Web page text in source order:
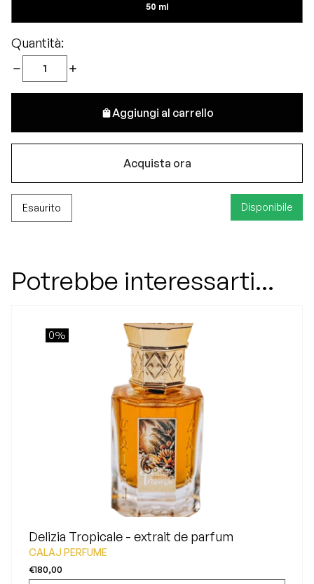
50 ml
Quantità:
Aggiungi al carrello
Acquista ora
Esaurito Disponibile
Potrebbe interessarti...
0%
Delizia Tropicale - extrait de parfum
CALAJ PERFUME
€180,00